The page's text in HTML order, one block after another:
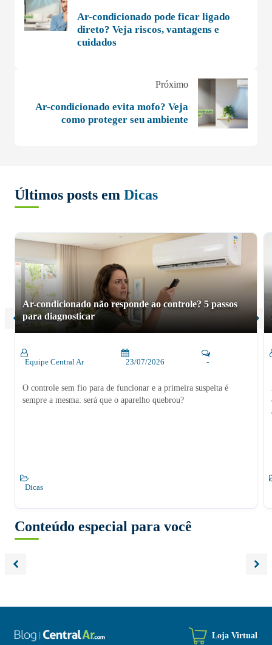
Ar-condicionado pode ficar ligado
direto? Veja riscos, vantagens e
cuidados
Próximo
Ar-condicionado evita mofo? Veja
como proteger seu ambiente
Últimos posts em Dicas
Ar-condicionado não responde ao controle? 5 passos
para diagnosticar
Equipe Central Ar 23/07/2026 -
O controle sem fio para de funcionar e a primeira suspeita é
sempre a mesma: será que o aparelho quebrou?
Dicas
Conteúdo especial para você
Loja Virtual